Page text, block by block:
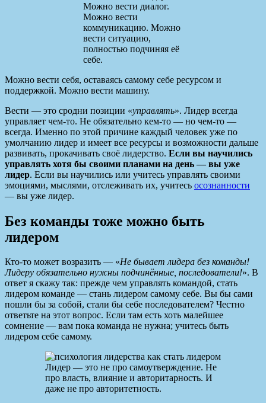
Можно вести диалог.
Можно вести
коммуникацию. Можно
вести ситуацию,
полностью подчиняя её
себе.
Можно вести себя, оставаясь самому себе ресурсом и
поддержкой. Можно вести машину.
Вести — это сродни позиции «управлять». Лидер всегда
управляет чем-то. Не обязательно кем-то — но чем-то —
всегда. Именно по этой причине каждый человек уже по
умолчанию лидер и имеет все ресурсы и возможности дальше
развивать, прокачивать своё лидерство. Если вы научились
управлять хотя бы своими планами на день — вы уже
лидер. Если вы научились или учитесь управлять своими
эмоциями, мыслями, отслеживать их, учитесь осознанности
— вы уже лидер.
Без команды тоже можно быть
лидером
Кто-то может возразить — «Не бывает лидера без команды!
Лидеру обязательно нужны подчинённые, последователи!». В
ответ я скажу так: прежде чем управлять командой, стать
лидером команде — стань лидером самому себе. Вы бы сами
пошли бы за собой, стали бы себе последователем? Честно
ответьте на этот вопрос. Если там есть хоть малейшее
сомнение — вам пока команда не нужна; учитесь быть
лидером себе самому.
Лидер — это не про самоутверждение. Не
про власть, влияние и авторитарность. И
даже не про авторитетность.